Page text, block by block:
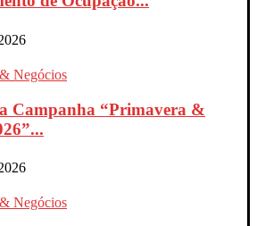
Negócios
Campanha “Primavera &
Negócios